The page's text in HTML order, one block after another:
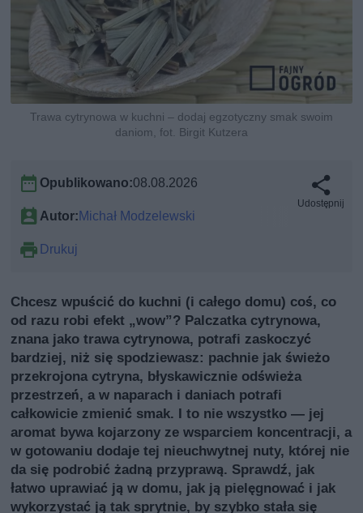
Trawa cytrynowa w kuchni – dodaj egzotyczny smak swoim
daniom, fot. Birgit Kutzera
Opublikowano:08.08.2026
Autor:Michał Modzelewski
Drukuj
Udostępnij
Chcesz wpuścić do kuchni (i całego domu) coś, co
od razu robi efekt „wow”? Palczatka cytrynowa,
znana jako trawa cytrynowa, potrafi zaskoczyć
bardziej, niż się spodziewasz: pachnie jak świeżo
przekrojona cytryna, błyskawicznie odświeża
przestrzeń, a w naparach i daniach potrafi
całkowicie zmienić smak. I to nie wszystko — jej
aromat bywa kojarzony ze wsparciem koncentracji, a
w gotowaniu dodaje tej nieuchwytnej nuty, której nie
da się podrobić żadną przyprawą. Sprawdź, jak
łatwo uprawiać ją w domu, jak ją pielęgnować i jak
wykorzystać ją tak sprytnie, by szybko stała się